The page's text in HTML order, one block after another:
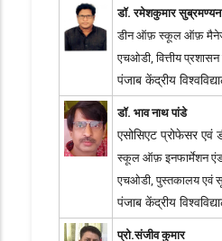
डॉ. रमेशकुमार सुब्रमण्यन
डीन ऑफ़ स्कूल ऑफ़
एचओडी, वित्तीय प्रशासन
पंजाब केंद्रीय
डॉ. भाव नाथ पांडे
एसोसिएट प्रोफेसर एवं
स्कूल ऑफ़ इनफार्मेशन
एचओडी, पुस्तकालय एवं
पंजाब केंद्रीय
प्रो.संजीव कुमार